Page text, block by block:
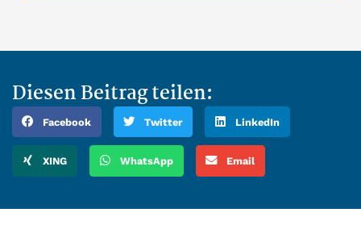
Diesen Beitrag teilen:
Facebook Twitter LinkedIn
XING WhatsApp Email